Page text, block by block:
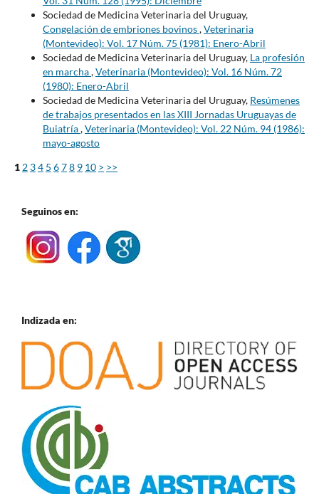
Sociedad de Medicina Veterinaria del Uruguay,
Congelación de embriones bovinos,Veterinaria
(Montevideo): Vol. 17 Núm. 75 (1981): Enero-Abril
Sociedad de Medicina Veterinaria del Uruguay, La profesión
en marcha,Veterinaria (Montevideo): Vol. 16 Núm. 72
(1980): Enero-Abril
Sociedad de Medicina Veterinaria del Uruguay, Resúmenes
de trabajos presentados en las XIII Jornadas Uruguayas de
Buiatría,Veterinaria (Montevideo): Vol. 22 Núm. 94 (1986):
mayo-agosto
1 2 34 5 678 9 10 > >>
Seguinos en:
Indizada en: